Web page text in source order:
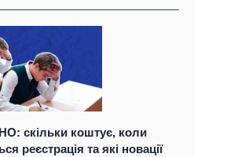
скільки коштує, коли
реєстрація та які новації